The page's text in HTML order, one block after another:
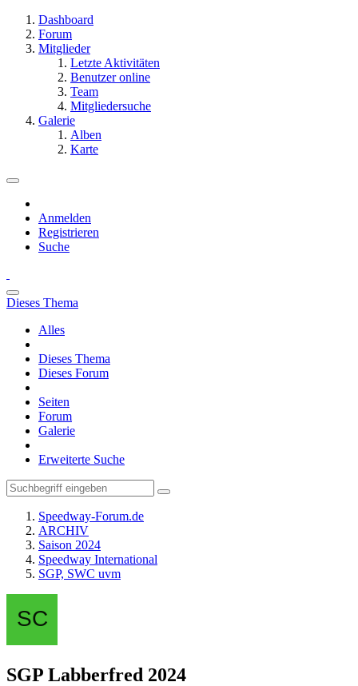
Dashboard
Forum
Mitglieder
Letzte Aktivitäten
Benutzer online
Team
Mitgliedersuche
Galerie
Alben
Karte
Anmelden
Registrieren
Suche
Dieses Thema
Alles
Dieses Thema
Dieses Forum
Seiten
Forum
Galerie
Erweiterte Suche
Speedway-Forum.de
ARCHIV
Saison 2024
Speedway International
SGP, SWC uvm
SGP Labberfred 2024